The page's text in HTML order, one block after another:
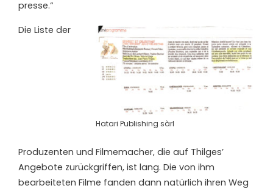
presse.“
Hatari Publishing sàrl
Die Liste der
Produzenten und Filmemacher, die auf Thilges’
Angebote zurückgriffen, ist lang. Die von ihm
bearbeiteten Filme fanden dann natürlich ihren Weg